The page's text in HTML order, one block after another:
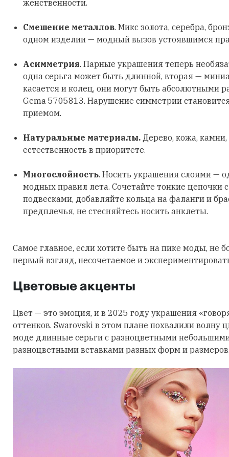
женственности.
Смешение металлов. Микс золота, серебра,
одном изделии — модный вызов устоявшимся
Асимметрия. Парные украшения теперь
одна серьга может быть длинной, вторая —
касается и колец, они могут быть абсолютными
Gema 5705813. Нарушение симметрии
приемом.
Натуральные материалы. Дерево, кожа,
естественность в приоритете.
Многослойность. Носить украшения слоями —
модных правил лета. Сочетайте тонкие цепочки
подвесками, добавляйте кольца на фаланги и
предплечья, не стесняйтесь носить анклеты.
Самое главное, если хотите быть на пике моды, не
первый взгляд, несочетаемое и
Цветовые акценты
Цвет — это эмоция, и в 2025 году украшения
оттенков. Swarovski в этом плане похвалили волну
моде длинные серьги с разноцветными
разноцветными вставками разных форм и